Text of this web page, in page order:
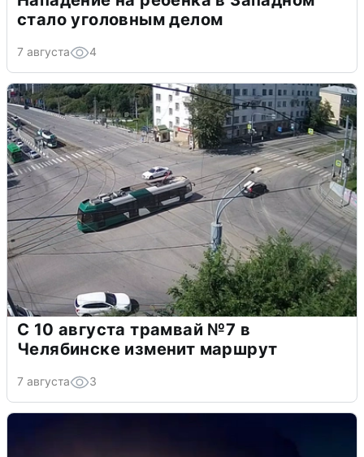
стало уголовным делом
7 августа 4
С 10 августа трамвай №7 в
Челябинске изменит маршрут
7 августа 3